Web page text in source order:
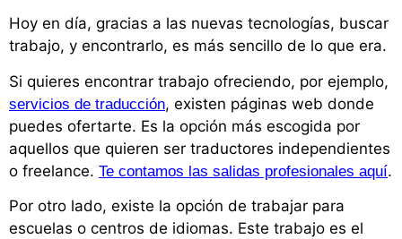
Hoy en día, gracias a las nuevas tecnologías, buscar
trabajo, y encontrarlo, es más sencillo de lo que era.
Si quieres encontrar trabajo ofreciendo, por ejemplo,
servicios de traducción, existen páginas web donde
puedes ofertarte. Es la opción más escogida por
aquellos que quieren ser traductores independientes
o freelance. Te contamos las salidas profesionales aquí.
Por otro lado, existe la opción de trabajar para
escuelas o centros de idiomas. Este trabajo es el